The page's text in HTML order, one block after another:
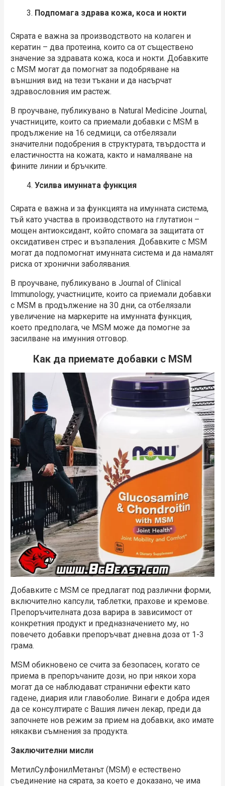
Подпомага здрава кожа, коса и нокти
Сярата е важна за производството на колаген и
кератин – два протеина, които са от съществено
значение за здравата кожа, коса и нокти. Добавките
с MSM могат да помогнат за подобряване на
външния вид на тези тъкани и да насърчат
здравословния им растеж.
В проучване, публикувано в Natural Medicine Journal,
участниците, които са приемали добавки с МSM в
продължение на 16 седмици, са отбелязали
значителни подобрения в структурата, твърдостта и
еластичността на кожата, както и намаляване на
фините линии и бръчките.
Усилва имунната функция
Сярата е важна и за функцията на имунната система,
тъй като участва в производството на глутатион –
мощен антиоксидант, който спомага за защитата от
оксидативен стрес и възпаления. Добавките с MSM
могат да подпомогнат имунната система и да намалят
риска от хронични заболявания.
В проучване, публикувано в Journal of Clinical
Immunology, участниците, които са приемали добавки
с МSM в продължение на 30 дни, са отбелязали
увеличение на маркерите на имунната функция,
което предполага, че MSМ може да помогне за
засилване на имунния отговор.
Как да приемате добавки с MSM
Добавките с MSM се предлагат под различни форми,
включително капсули, таблетки, прахове и кремове.
Препоръчителната доза варира в зависимост от
конкретния продукт и предназначението му, но
повечето добавки препоръчват дневна доза от 1-3
грама.
MSM обикновено се счита за безопасен, когато се
приема в препоръчаните дози, но при някои хора
могат да се наблюдават странични ефекти като
гадене, диария или главоболие. Винаги е добра идея
да се консултирате с Вашия личен лекар, преди да
започнете нов режим за прием на добавки, ако имате
някакви съмнения за продукта.
Заключителни мисли
МетилСулфонилМетанът (MSM) е естествено
съединение на сярата, за което е доказано, че има